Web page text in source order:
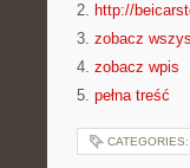
2. http://
3. zobacz
4. zobacz wpis
5. pełna treść
CATEGORIES: